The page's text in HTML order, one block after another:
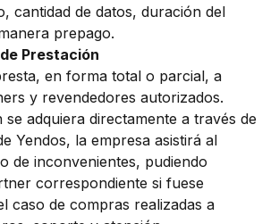
cantidad de datos, duración del
prepago.
Prestación
en forma total o parcial, a
y revendedores autorizados.
se adquiera directamente a través de
Yendos, la empresa asistirá al
de inconvenientes, pudiendo
correspondiente si fuese
caso de compras realizadas a